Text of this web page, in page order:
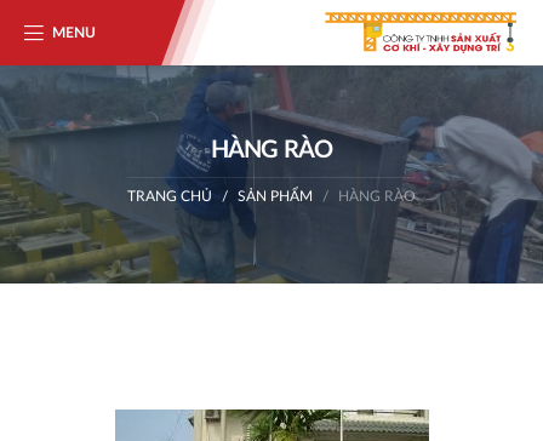
MENU
HÀNG RÀO
TRANG CHỦ SẢN PHẨM HÀNG RÀO